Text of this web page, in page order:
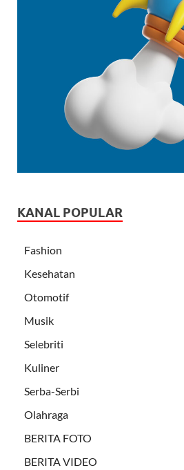
KANAL POPULAR
Fashion
Kesehatan
Otomotif
Musik
Selebriti
Kuliner
Serba-Serbi
Olahraga
BERITA FOTO
BERITA VIDEO